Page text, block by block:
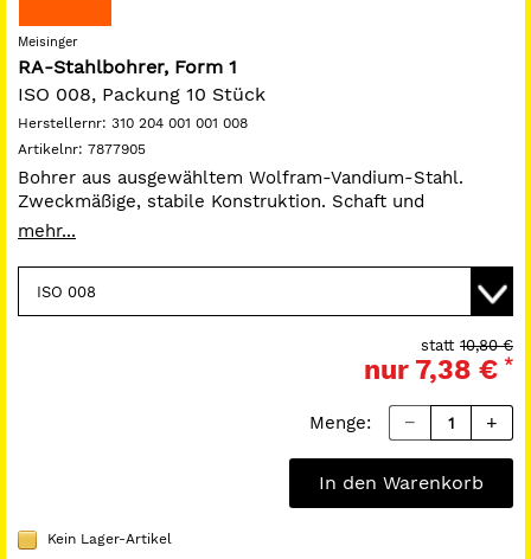
Meisinger
RA-Stahlbohrer, Form 1
ISO 008, Packung 10 Stück
Herstellernr: 310 204 001 001 008
Artikelnr: 7877905
Bohrer aus ausgewähltem Wolfram-Vandium-Stahl.
Zweckmäßige, stabile Konstruktion. Schaft und
Arbeitsteil aus einem Stück gefertigt. Präzise
Rundlaufgenauigkeit. Bestreichbare Materialhärte bei
gleichzeitiger Elastizität.
mehr...
10,80 €
statt
nur 7,38 € *
Menge:
In den Warenkorb
Kein Lager-Artikel